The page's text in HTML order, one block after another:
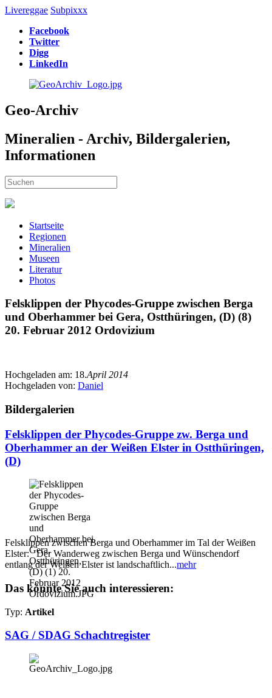
Livereggae Subpixxx
Facebook
Twitter
Digg
LinkedIn
Geo-Archiv
Mineralien - Archiv, Bildergalerien,
Informationen
Startseite
Regionen
Mineralien
Museen
Literatur
Photos
Felsklippen der Phycodes-Gruppe zwischen Berga
und Oberhammer bei Gera, Ostthüringen, (D) (8)
20. Februar 2012 Ordovizium
Hochgeladen am: 18.April 2014
Hochgeladen von: Daniel
Bildergalerien
Felsklippen der Phycodes-Gruppe zw. Berga und
Oberhammer an der Weißen Elster in Ostthüringen,
(D)
Felsklippen zwischen Berga und Oberhammer im Tal der Weißen
Elster: Der Wanderweg zwischen Berga und Wünschendorf
entlang der Weißen Elster ist landschaftlich...mehr
Das könnte Sie auch interessieren:
Typ: Artikel
SAG / SDAG Schachtregister